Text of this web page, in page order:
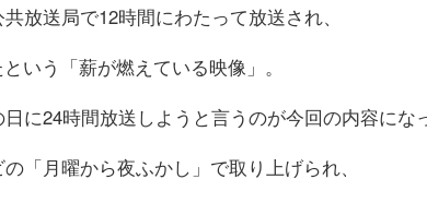
放送局で12時間にわたって放送され、
いう「薪が燃えている映像」。
に24時間放送しようと言うのが今回の内容にな
「月曜から夜ふかし」で取り上げられ、